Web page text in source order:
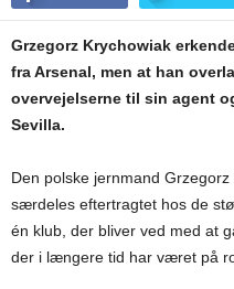
Grzegorz Krychowiak
fra Arsenal, men at han
overvejelserne til sin agent
Sevilla.
Den polske jernmand
særdeles eftertragtet hos de
én klub, der bliver ved med at
der i længere tid har været på